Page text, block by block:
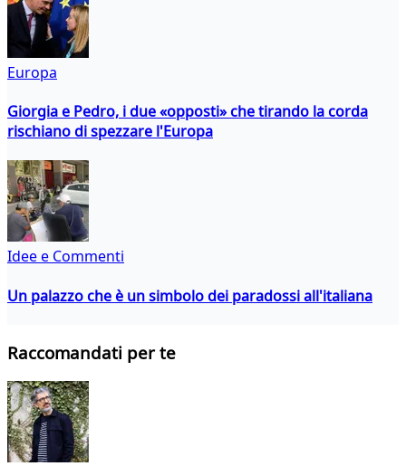
Europa
Giorgia e Pedro, i due «opposti» che tirando la corda
rischiano di spezzare l'Europa
Idee e Commenti
Un palazzo che è un simbolo dei paradossi all'italiana
Raccomandati per te